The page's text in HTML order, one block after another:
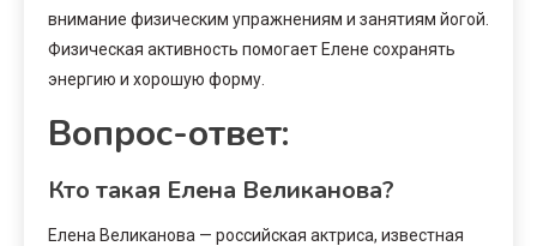
внимание физическим упражнениям и занятиям йогой.
Физическая активность помогает Елене сохранять
энергию и хорошую форму.
Вопрос-ответ:
Кто такая Елена Великанова?
Елена Великанова — российская актриса, известная